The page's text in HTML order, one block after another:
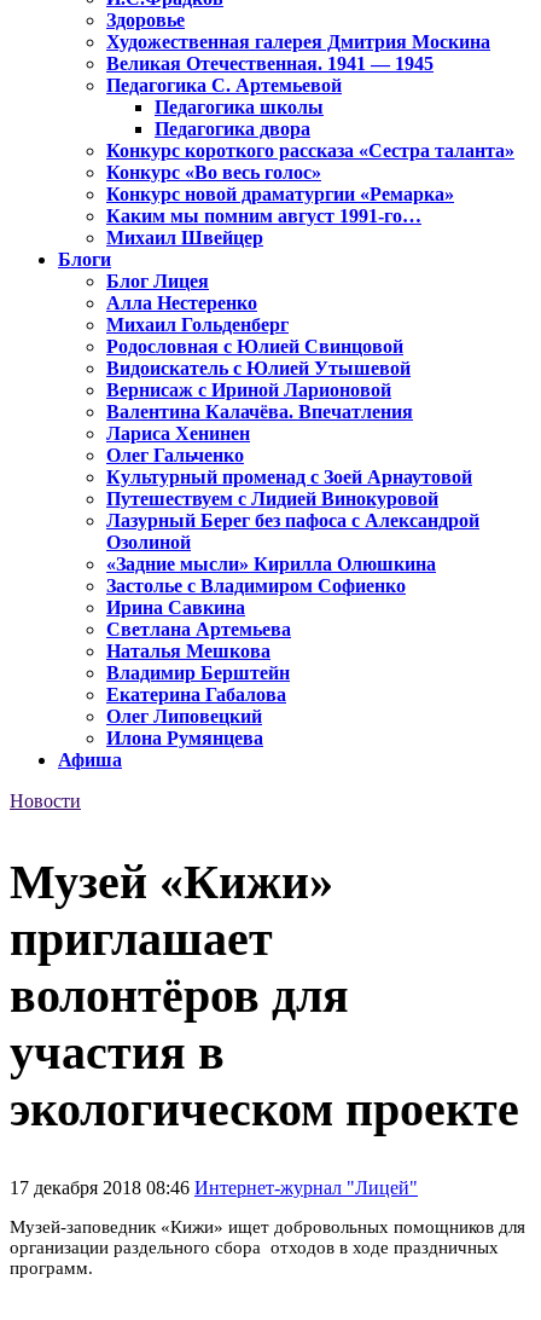
Здоровье
Художественная галерея Дмитрия Москина
Великая Отечественная. 1941 — 1945
Педагогика С. Артемьевой
Педагогика школы
Педагогика двора
Конкурс короткого рассказа «Сестра таланта»
Конкурс «Во весь голос»
Конкурс новой драматургии «Ремарка»
Каким мы помним август 1991-го…
Михаил Швейцер
Блоги
Блог Лицея
Алла Нестеренко
Михаил Гольденберг
Родословная с Юлией Свинцовой
Видоискатель с Юлией Утышевой
Вернисаж с Ириной Ларионовой
Валентина Калачёва. Впечатления
Лариса Хенинен
Олег Гальченко
Культурный променад с Зоей Арнаутовой
Путешествуем с Лидией Винокуровой
Лазурный Берег без пафоса с Александрой
Озолиной
«Задние мысли» Кирилла Олюшкина
Застолье с Владимиром Софиенко
Ирина Савкина
Светлана Артемьева
Наталья Мешкова
Владимир Берштейн
Екатерина Габалова
Олег Липовецкий
Илона Румянцева
Афиша
Новости
Музей «Кижи»
приглашает
волонтёров для
участия в
экологическом проекте
17 декабря 2018 08:46 Интернет-журнал "Лицей"
Музей-заповедник «Кижи» ищет добровольных помощников для
организации раздельного сбора отходов в ходе праздничных
программ.